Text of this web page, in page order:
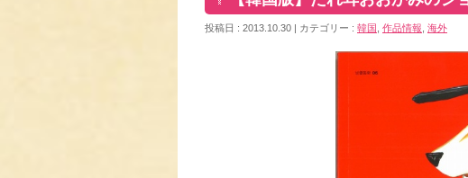
投稿日 : 2013.10.30 カテゴリー : 韓国 作品情報 海外